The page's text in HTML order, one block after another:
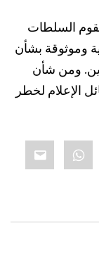
السلطات
وموثوقة بشأن
ومن شأن
الإعلام لخطر